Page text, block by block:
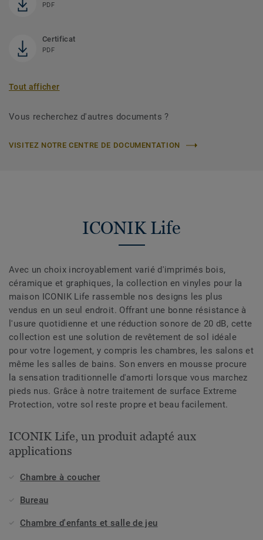
PDF
Certificat
PDF
Tout afficher
Vous recherchez d'autres documents ?
VISITEZ NOTRE CENTRE DE DOCUMENTATION
ICONIK Life
Avec un choix incroyablement varié d'imprimés bois,
céramique et graphiques, la collection en vinyles pour la
maison ICONIK Life rassemble nos designs les plus
vendus en un seul endroit. Offrant une bonne résistance à
l'usure quotidienne et une réduction sonore de 20 dB, cette
collection est une solution de revêtement de sol idéale
pour votre logement, y compris les chambres, les salons et
même les salles de bains. Son envers en mousse procure
la sensation traditionnelle d'amorti lorsque vous marchez
pieds nus. Grâce à notre traitement de surface Extreme
Protection, votre sol reste propre et beau facilement.
ICONIK Life, un produit adapté aux
applications
Chambre à coucher
Bureau
Chambre d'enfants et salle de jeu